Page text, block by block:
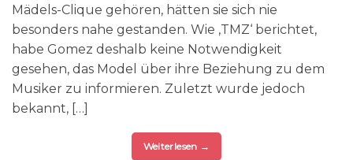
Mädels-Clique gehören, hätten sie sich nie
besonders nahe gestanden. Wie ‚TMZ‘ berichtet,
habe Gomez deshalb keine Notwendigkeit
gesehen, das Model über ihre Beziehung zu dem
Musiker zu informieren. Zuletzt wurde jedoch
bekannt, […]
Weiterlesen →